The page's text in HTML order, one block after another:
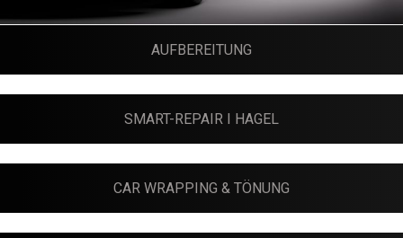
AUFBEREITUNG
SMART-REPAIR I HAGEL
CAR WRAPPING & TÖNUNG